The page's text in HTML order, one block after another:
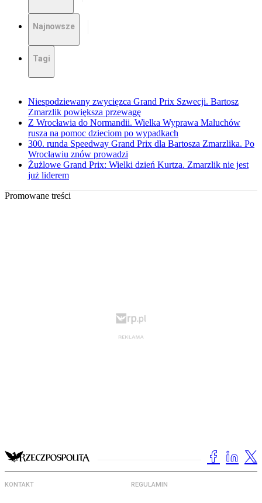
Najnowsze
Tagi
Niespodziewany zwycięzca Grand Prix Szwecji. Bartosz
Zmarzlik powiększa przewagę
Z Wrocławia do Normandii. Wielka Wyprawa Maluchów
rusza na pomoc dzieciom po wypadkach
300. runda Speedway Grand Prix dla Bartosza Zmarzlika. Po
Wrocławiu znów prowadzi
Żużlowe Grand Prix: Wielki dzień Kurtza. Zmarzlik nie jest
już liderem
Promowane treści
KONTAKT REGULAMIN